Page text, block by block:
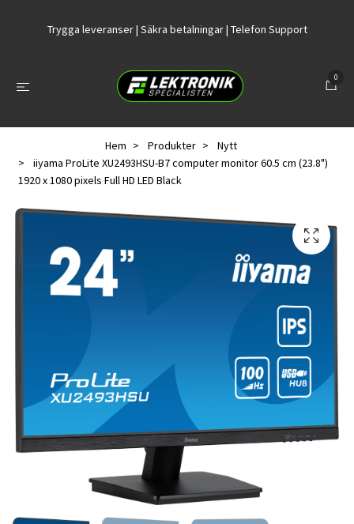
Trygga leveranser | Säkra betalningar | Telefon Support
0
Hem Produkter
Nytt
iiyama ProLite XU2493HSU-B7 computer monitor 60.5 cm (23.8")
1920 x 1080 pixels Full HD LED Black